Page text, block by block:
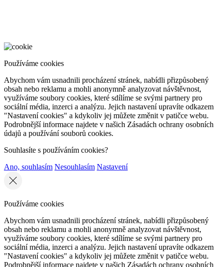
Používáme cookies
Abychom vám usnadnili procházení stránek, nabídli přizpůsobený
obsah nebo reklamu a mohli anonymně analyzovat návštěvnost,
využíváme soubory cookies, které sdílíme se svými partnery pro
sociální média, inzerci a analýzu. Jejich nastavení upravíte odkazem
"Nastavení cookies" a kdykoliv jej můžete změnit v patičce webu.
Podrobnější informace najdete v našich Zásadách ochrany osobních
údajů a používání souborů cookies.
Souhlasíte s používáním cookies?
Ano, souhlasím Nesouhlasím Nastavení
Používáme cookies
Abychom vám usnadnili procházení stránek, nabídli přizpůsobený
obsah nebo reklamu a mohli anonymně analyzovat návštěvnost,
využíváme soubory cookies, které sdílíme se svými partnery pro
sociální média, inzerci a analýzu. Jejich nastavení upravíte odkazem
"Nastavení cookies" a kdykoliv jej můžete změnit v patičce webu.
Podrobnější informace najdete v našich Zásadách ochrany osobních